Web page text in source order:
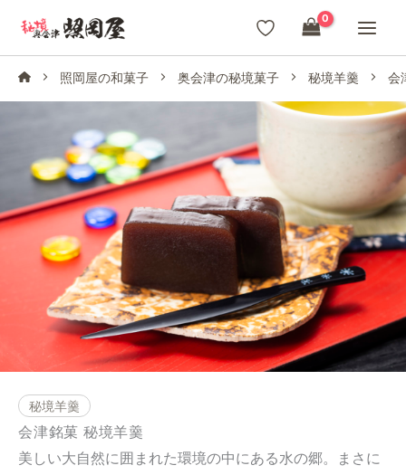
照岡屋の和菓子 奥会津の秘境菓子 秘境羊羹 会
秘境羊羹
会津銘菓 秘境羊羹
美しい大自然に囲まれた環境の中にある水の郷。まさに